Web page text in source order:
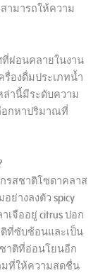
ามารถให้ความ
ที่ผ่อนคลายในงาน
องดื่มประเภทน้ำ
ล่านี้มีระดับความ
อกหาปริมาณที่
รสชาติโซดาคลาส
ย่างลงตัว spicy
จืออยู่ citrus ปอก
ติที่ซับซ้อนและเป็น
าติที่อ่อนโยนอีก
มที่ให้ความสดชื่น